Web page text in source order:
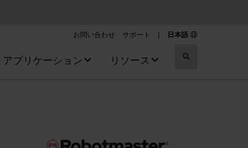
お問い合わせ サポート | 日本語
アプリケーション リソース
切